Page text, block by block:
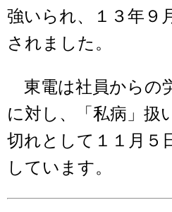
強いられ、１３年９
されました。
東電は社員からの
に対し、「私病」扱
切れとして１１月５
しています。